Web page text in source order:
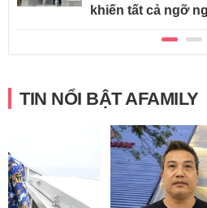
khiến tất cả ngỡ
TIN NỔI BẬT AFAMILY